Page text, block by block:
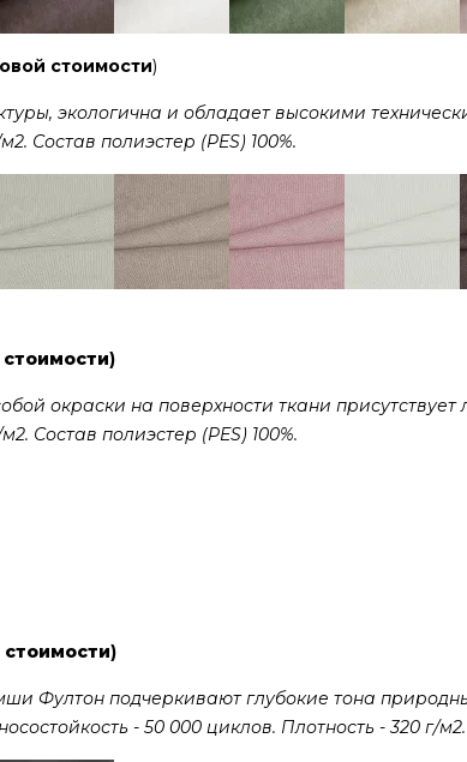
стоимости)
экологична и обладает высокими
Состав полиэстер (PES) 100%.
стоимости)
окраски на поверхности ткани
Состав полиэстер (PES) 100%.
стоимости)
Фултон подчеркивают глубокие тона
- 50 000 циклов. Плотность - 320 г/м2.